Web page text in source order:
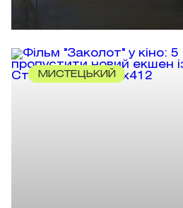
МИСТЕЦЬКИЙ